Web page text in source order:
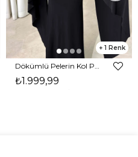
1
₺1.999,99